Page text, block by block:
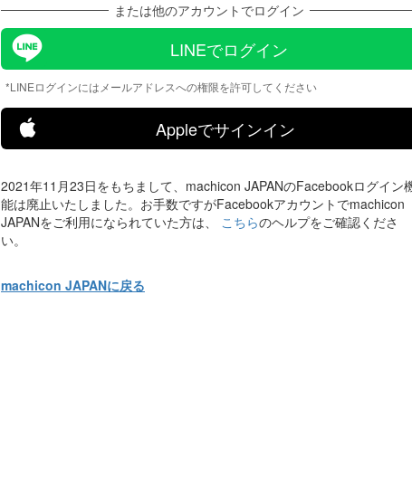
または他のアカウントでログイン
LINEでログイン
*LINEログインにはメールアドレスへの権限を許可してください
Appleでサインイン
2021年11月23日をもちまして、machicon JAPANのFacebookログイン
能は廃止いたしました。お手数ですがFacebookアカウントでmachicon
JAPANをご利用になられていた方は、 こちらのヘルプをご確認くださ
い。
machicon JAPANに戻る